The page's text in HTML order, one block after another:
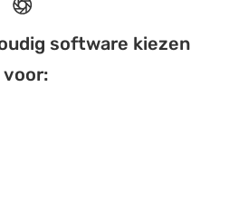
software kiezen
voor: